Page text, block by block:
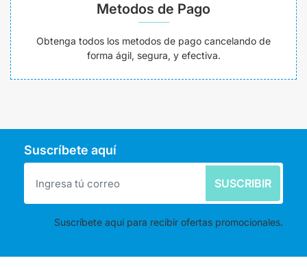
Metodos de Pago
Obtenga todos los metodos de pago cancelando de
forma ágil, segura, y efectiva.
Suscríbete aquí
SUSCRIBIR
Suscríbete aquí para recibir ofertas promocionales.